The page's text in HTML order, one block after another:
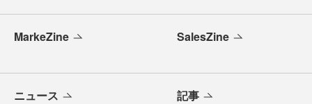
MarkeZine SalesZine
ニュース 記事